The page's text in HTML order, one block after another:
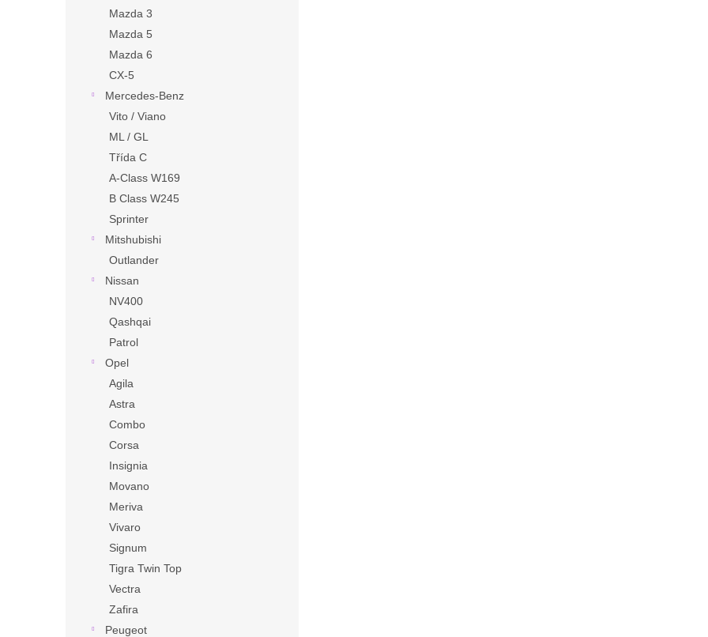
Mazda 3
Mazda 5
Mazda 6
CX-5
Mercedes-Benz
Vito / Viano
ML / GL
Třída C
A-Class W169
B Class W245
Sprinter
Mitshubishi
Outlander
Nissan
NV400
Qashqai
Patrol
Opel
Agila
Astra
Combo
Corsa
Insignia
Movano
Meriva
Vivaro
Signum
Tigra Twin Top
Vectra
Zafira
Peugeot